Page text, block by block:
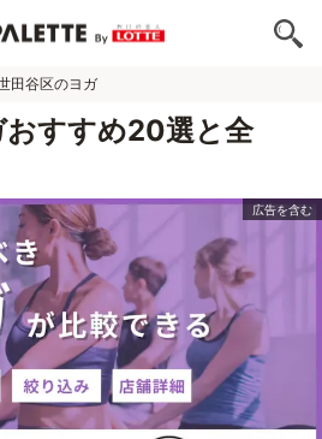
田谷区のヨガ
おすすめ20選と全